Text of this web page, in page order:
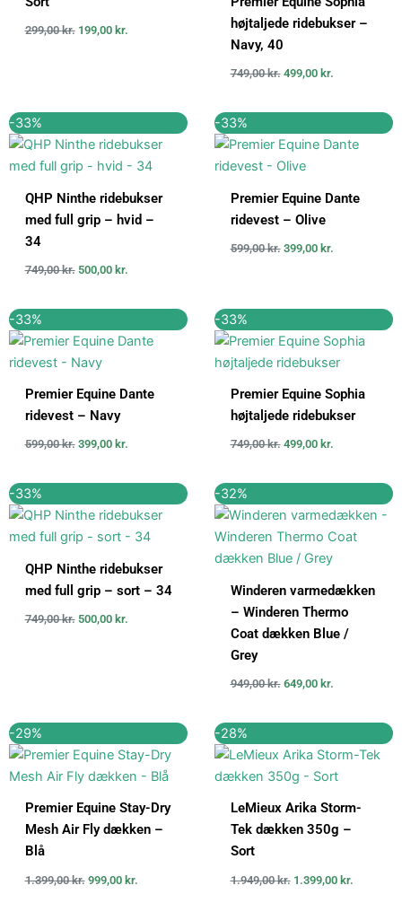
299,00kr. 199,00 kr.
højtaljede ridebukser –
Navy, 40
749,00kr. 499,00 kr.
-33%
QHP Ninthe ridebukser
med full grip – hvid –
34
749,00kr.
oprindelige
pris
var:
500,00 kr.
aktuelle
pris
er:
-33%
Premier Equine Dante
ridevest – Olive
599,00kr.
oprindelige
pris
var:
399,00 kr.
aktuelle
pris
-33%
Premier Equine Dante
ridevest – Navy
599,00kr.
oprindelige
pris
var:
399,00 kr.
aktuelle
pris
-33%
Premier Equine Sophia
højtaljede ridebukser
749,00kr.
oprindelige
pris
var:
499,00 kr.
aktuelle
pris
er:
-33%
QHP Ninthe ridebukser
med full grip – sort – 34
749,00kr.
oprindelige
pris
var:
500,00 kr.
aktuelle
pris
er:
-32%
Winderen varmedækken
– Winderen Thermo
Coat dækken Blue /
Grey
949,00kr.
oprindelige
pris
var:
949,00 kr..
649,00 kr.
aktuelle
pris
er:
-29%
Premier Equine Stay-Dry
Mesh Air Fly dækken –
Blå
1.399,00kr.
oprindelige
pris
var:
999,00 kr.
aktuelle
pris
er:
-28%
LeMieux Arika Storm-
Tek dækken 350g –
Sort
1.949,00kr.
oprindelige
pris
var:
1.399,00 kr.
aktuelle
pris